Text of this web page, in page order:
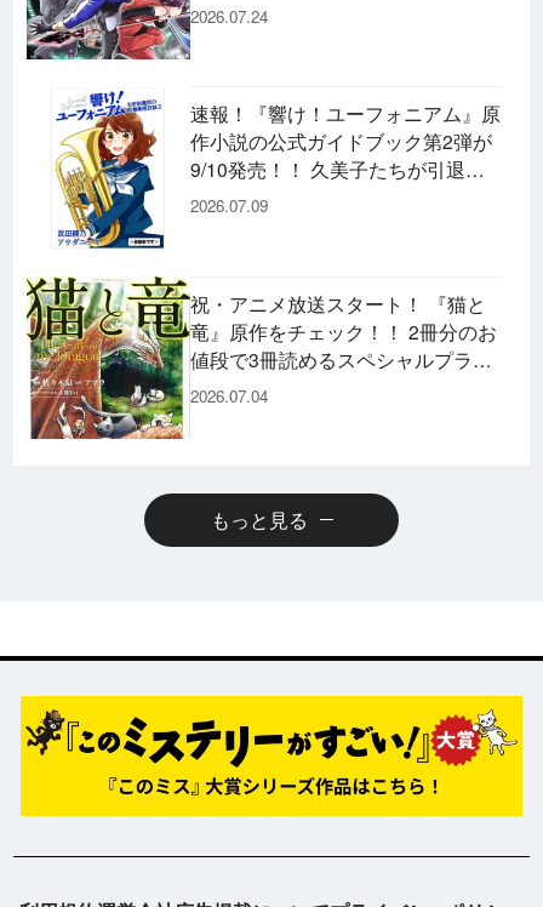
2026.07.24
速報！『響け！ユーフォニアム』原
作小説の公式ガイドブック第2弾が
9/10発売！！ 久美子たちが引退し
た後の書き下ろし小説など充実の内
2026.07.09
祝・アニメ放送スタート！ 『猫と
竜』原作をチェック！！ 2冊分のお
値段で3冊読めるスペシャルプライ
スパックのコミックスも発売！
2026.07.04
もっと見る